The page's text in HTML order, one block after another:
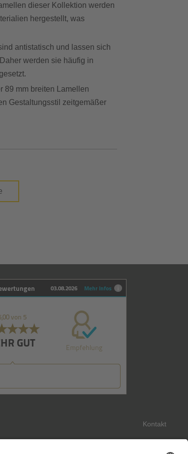
dieser Kollektion werden
hergestellt, was
antistatisch und lassen sich
werden sie häufig in
89 mm breiten Lamellen
Gestaltungsstil zeitgemäßer
Kontakt